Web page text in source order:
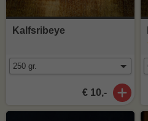
Kalfsribeye
€ 10,-